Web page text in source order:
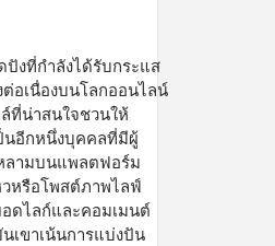
ปังที่กำลังได้รับกระแส
อเนื่องบนโลกออนไลน์
ที่น่าสนใจชวนให้
นอีกหนึ่งบุคคลที่มีผู้
ลามบนแพลตฟอร์ม
วหรือโพสต์ภาพไลฟ์
ดไลก์และคอมเมนต์
เขาเน้นการแบ่งปัน